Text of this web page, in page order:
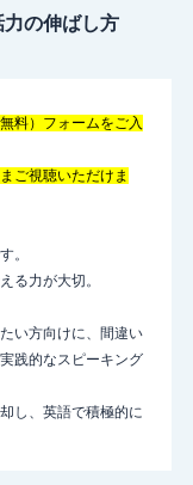
の伸ばし方
料）フォームをご入
ご視聴いただけま
。
る力が大切。
い方向けに、間違い
践的なスピーキング
し、英語で積極的に